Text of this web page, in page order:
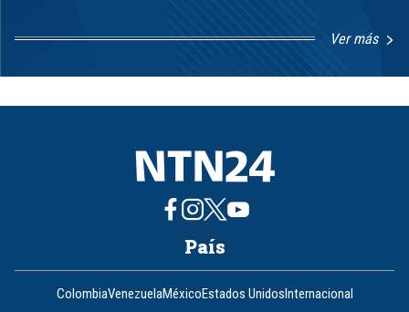
Ver más
8
País
ColombiaVenezuelaMéxicoEstados UnidosInternacional